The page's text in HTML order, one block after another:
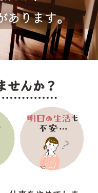
あります。
せんか？